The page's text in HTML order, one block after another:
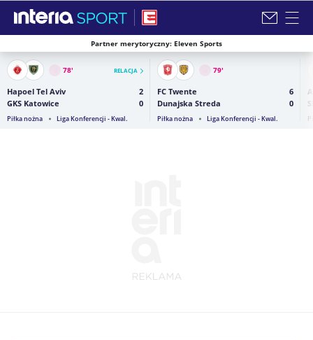
Zamknij i przejdź na stronę główną INTERIA
Partner merytoryczny: Eleven Sports
78' RELACJA
Hapoel Tel Aviv
2
GKS Katowice
0
Piłka nożna Liga Konferencji - Kwal.
79'
FC Twente
6
Dunajska Streda
0
Piłka nożna Liga Konferencji - Kwal.